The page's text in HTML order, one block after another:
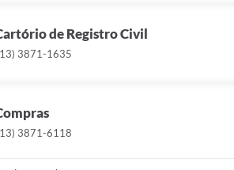
de Registro Civil
3871-1635
3871-6118